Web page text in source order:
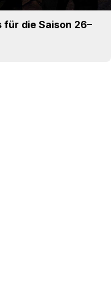
die Saison 26–